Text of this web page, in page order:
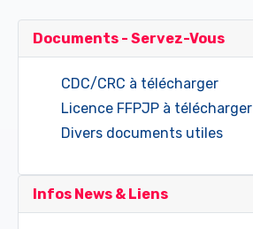
Documents - Servez-Vous
CDC/CRC à télécharger
Licence FFPJP à télécharger
Divers documents utiles
Infos News & Liens